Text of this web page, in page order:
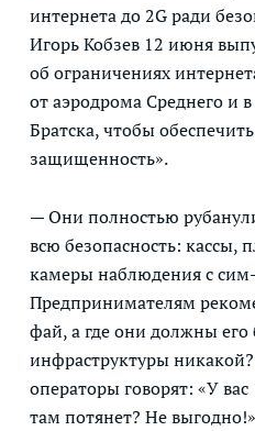
интернета до 2G ради
Игорь Кобзев 12 июня
об ограничениях
от аэродрома Среднего и
Братска, чтобы
защищенность».
— Они полностью
всю безопасность: кассы,
камеры наблюдения с
Предпринимателям
фай, а где они должны его
инфраструктуры
операторы говорят: «У
там потянет? Не